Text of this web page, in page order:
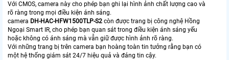
Với CMOS, camera này cho phép bạn ghi lại hình ảnh chất lượng cao và
rõ ràng trong mọi điều kiện ánh sáng.
camera DH-HAC-HFW1500TLP-S2 còn được trang bị công nghệ Hồng
Ngoại Smart IR, cho phép bạn quan sát trong điều kiện ánh sáng yếu
hoặc không có ánh sáng mà vẫn giữ được hình ảnh rõ ràng.
Với những trang bị trên camera bạn hoàng toàn tin tưởng rằng bạn có
một hệ thống giám sát 24/7 hiệu quả và đáng tin cậy.